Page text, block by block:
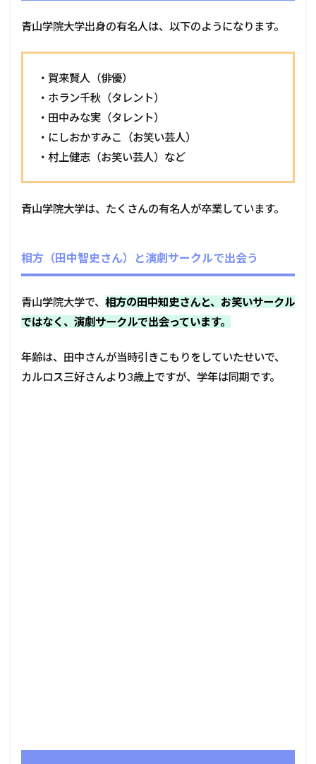
青山学院大学出身の有名人は、以下のようになります。
・賀来賢人（俳優）
・ホラン千秋（タレント）
・田中みな実（タレント）
・にしおかすみこ（お笑い芸人）
・村上健志（お笑い芸人）など
青山学院大学は、たくさんの有名人が卒業しています。
相方（田中智史さん）と演劇サークルで出会う
青山学院大学で、 相方の田中知史さんと、お笑いサークル
ではなく、演劇サークルで出会っています。
年齢は、田中さんが当時引きこもりをしていたせいで、
カルロス三好さんより3歳上ですが、学年は同期です。